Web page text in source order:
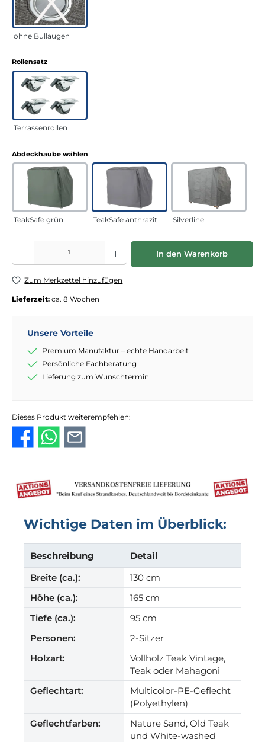
ohne Bullaugen
Rollensatzauswählen
Terrassenrollen
Abdeckhaube wählen
TeakSafe grün TeakSafe anthrazit Silverline
Produkt Anzahl: Gib den gewünschten Wert ein oder benutze die
In den Warenkorb
Zum Merkzettel hinzufügen
Lieferzeit: ca. 8 Wochen
Unsere Vorteile
Premium Manufaktur – echte Handarbeit
Persönliche Fachberatung
Lieferung zum Wunschtermin
Dieses Produkt weiterempfehlen:
Wichtige Daten im Überblick:
Beschreibung
Detail
Breite (ca.):
130 cm
Höhe (ca.):
165 cm
Tiefe (ca.):
95 cm
Personen:
2-Sitzer
Holzart:
Vollholz Teak Vintage,
Teak oder Mahagoni
Geflechtart:
Multicolor-PE-Geflecht
(Polyethylen)
Geflechtfarben:
Nature Sand, Old Teak
und White-washed